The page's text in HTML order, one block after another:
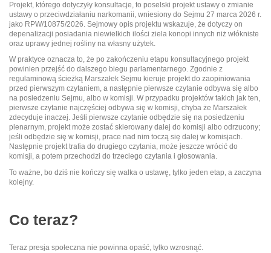
Projekt, którego dotyczyły konsultacje, to poselski projekt ustawy o zmianie
ustawy o przeciwdziałaniu narkomanii, wniesiony do Sejmu 27 marca 2026 r.
jako RPW/10875/2026. Sejmowy opis projektu wskazuje, że dotyczy on
depenalizacji posiadania niewielkich ilości ziela konopi innych niż włókniste
oraz uprawy jednej rośliny na własny użytek.
W praktyce oznacza to, że po zakończeniu etapu konsultacyjnego projekt
powinien przejść do dalszego biegu parlamentarnego. Zgodnie z
regulaminową ścieżką Marszałek Sejmu kieruje projekt do zaopiniowania
przed pierwszym czytaniem, a następnie pierwsze czytanie odbywa się albo
na posiedzeniu Sejmu, albo w komisji. W przypadku projektów takich jak ten,
pierwsze czytanie najczęściej odbywa się w komisji, chyba że Marszałek
zdecyduje inaczej. Jeśli pierwsze czytanie odbędzie się na posiedzeniu
plenarnym, projekt może zostać skierowany dalej do komisji albo odrzucony;
jeśli odbędzie się w komisji, prace nad nim toczą się dalej w komisjach.
Następnie projekt trafia do drugiego czytania, może jeszcze wrócić do
komisji, a potem przechodzi do trzeciego czytania i głosowania.
To ważne, bo dziś nie kończy się walka o ustawę, tylko jeden etap, a zaczyna
kolejny.
Co teraz?
Teraz presja społeczna nie powinna opaść, tylko wzrosnąć.